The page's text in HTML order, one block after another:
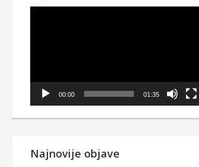
00:00 01:35
Najnovije objave